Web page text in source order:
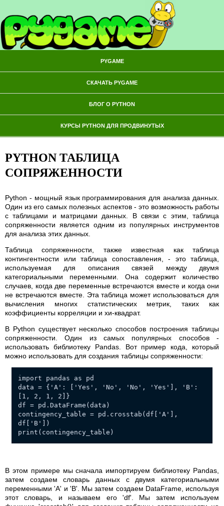
PYGAME
СКАЧАТЬ PYGAME
БЛОГ О PYTHON
КУРСЫ PYTHON ДЛЯ ПРОДВИНУТЫХ
PYTHON ТАБЛИЦА
СОПРЯЖЕННОСТИ
Python - мощный язык программирования для анализа данных.
Один из его самых полезных аспектов - это возможность работы
с таблицами и матрицами данных. В связи с этим, таблица
сопряженности является одним из популярных инструментов
для анализа этих данных.
Таблица сопряженности, также известная как таблица
контингентности или таблица сопоставления, - это таблица,
используемая для описания связей между двумя
категориальными переменными. Она содержит количество
случаев, когда две переменные встречаются вместе и когда они
не встречаются вместе. Эта таблица может использоваться для
вычисления многих статистических метрик, таких как
коэффициенты корреляции и хи-квадрат.
В Python существует несколько способов построения таблицы
сопряженности. Один из самых популярных способов -
использовать библиотеку Pandas. Вот пример кода, который
можно использовать для создания таблицы сопряженности:
import pandas as pd
data = {'A': ['Yes', 'No', 'No', 'Yes'], 'B':
[1, 2, 1, 2]}
df = pd.DataFrame(data)
contingency_table = pd.crosstab(df['A'],
df['B'])
print(contingency_table)
В этом примере мы сначала импортируем библиотеку Pandas,
затем создаем словарь данных с двумя категориальными
переменными 'A' и 'B'. Мы затем создаем DataFrame, используя
этот словарь, и называем его 'df'. Мы затем используем